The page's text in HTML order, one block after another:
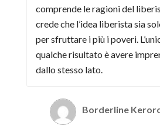
comprende le ragioni del
crede che l’idea liberista sia
per sfruttare i più i poveri.
qualche risultato è avere
dallo stesso lato.
Borderline